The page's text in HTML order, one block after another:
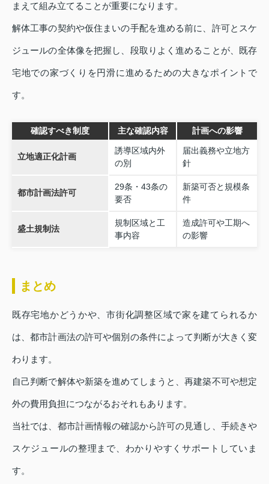
まえて組み立てることが重要になります。
解体工事の契約や仮住まいの手配を進める前に、許可とスケ
ジュールの全体像を把握し、段取りよく進めることが、既存
宅地での家づくりを円滑に進めるための大きなポイントで
す。
確認すべき制度 主な確認内容 計画への影響
立地適正化計画
誘導区域内外
の別
届出義務や立地方
針
都市計画法許可
29条・43条の
要否
新築可否と規模条
件
盛土規制法
規制区域と工
事内容
造成許可や工期へ
の影響
まとめ
既存宅地かどうかや、市街化調整区域で家を建てられるか
は、都市計画法の許可や個別の条件によって判断が大きく変
わります。
自己判断で解体や新築を進めてしまうと、再建築不可や想定
外の費用負担につながるおそれもあります。
当社では、都市計画情報の確認から許可の見通し、手続きや
スケジュールの整理まで、わかりやすくサポートしていま
す。